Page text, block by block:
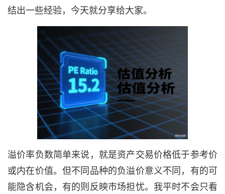
价值千元外资研报，今日免费更新>>>
结出一些经验，今天就分享给大家。
溢价率负数简单来说，就是资产交易价格低于参考价
或内在价值。但不同品种的负溢价意义不同，有的可
能隐含机会，有的则反映市场担忧。我平时不会只看